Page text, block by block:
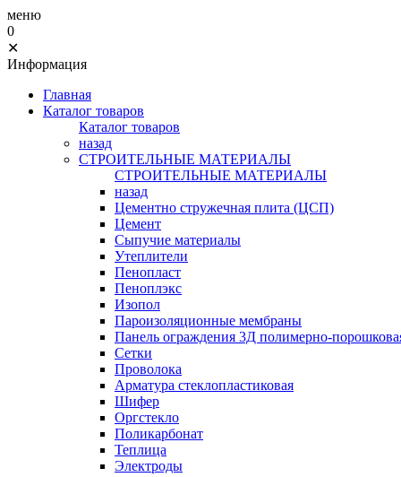
меню
0
✕
Информация
Главная
Каталог товаров
Каталог товаров
назад
СТРОИТЕЛЬНЫЕ МАТЕРИАЛЫ
СТРОИТЕЛЬНЫЕ МАТЕРИАЛЫ
назад
Цементно стружечная плита (ЦСП)
Цемент
Сыпучие материалы
Утеплители
Пенопласт
Пеноплэкс
Изопол
Пароизоляционные мембраны
Панель ограждения 3Д полимерно-
Сетки
Проволока
Арматура стеклопластиковая
Шифер
Оргстекло
Поликарбонат
Теплица
Электроды